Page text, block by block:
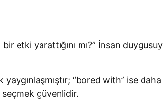
etki yarattığını mı?” İnsan
“bored with” ise
seçmek güvenlidir.